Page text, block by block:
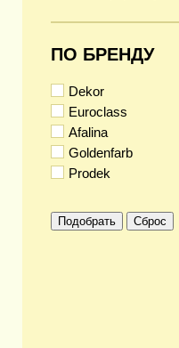
ПО БРЕНДУ
Dekor
Euroclass
Afalina
Goldenfarb
Prodek